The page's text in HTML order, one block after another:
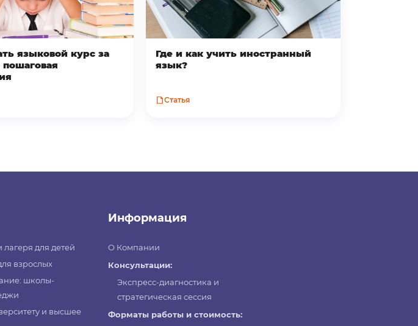
языковой курс за
Где и как учить иностранный
язык?
Статья
для детей
взрослых
школы-
и высшее
Информация
О Компании
Консультации:
Экспресс-диагностика и
стратегическая сессия
Форматы работы и стоимость: